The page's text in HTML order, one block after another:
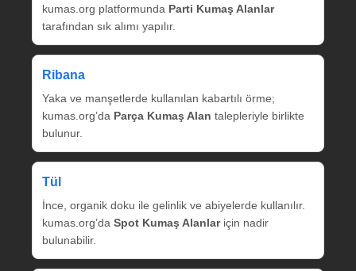
kumas.org platformunda Parti Kumaş Alanlar
tarafından sık alımı yapılır.
Ribana
Yaka ve manşetlerde kullanılan kabartılı örme;
kumas.org’da Parça Kumaş Alan talepleriyle birlikte
bulunur.
Tül
İnce, organik doku ile gelinlik ve abiyelerde kullanılır.
kumas.org’da Spot Kumaş Alanlariçin nadir
bulunabilir.